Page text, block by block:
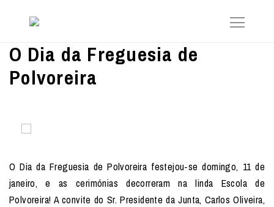
O Dia da Freguesia de
Polvoreira
O Dia da Freguesia de Polvoreira festejou-se domingo, 11 de
janeiro, e as cerimónias decorreram na linda Escola de
Polvoreira! A convite do Sr. Presidente da Junta, Carlos Oliveira,